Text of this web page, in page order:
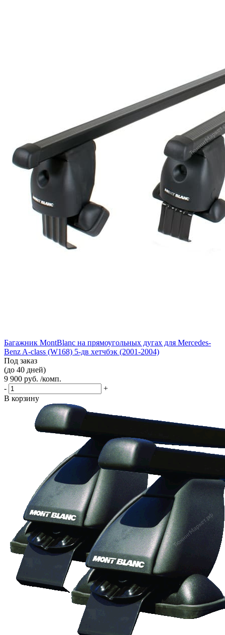
Багажник MontBlanc на прямоугольных дугах для Mercedes-
Benz A-class (W168) 5-дв хетчбэк (2001-2004)
Под заказ
(до 40 дней)
9 900 руб. /комп.
-
+
В корзину